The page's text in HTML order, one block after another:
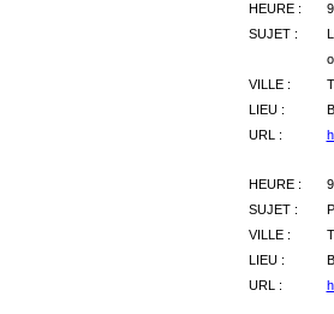
HEURE :
SUJET :
VILLE :
LIEU :
URL :
HEURE :
SUJET :
VILLE :
LIEU :
URL :